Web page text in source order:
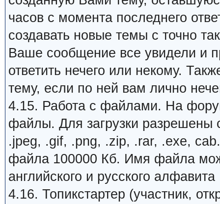
часов с момента последнего
создавать новые темы с точно
Ваше сообщение все увидели и
ответить нечего или некому.
тему, если по ней вам лично
4.15. Работа с файлами. На
файлы. Для загрузки
.jpeg, .gif, .png, .zip, .rar, .exe,
файла 100000 Кб. Имя файла
английского и русского алфавита
4.16. Топикстартер (участник,